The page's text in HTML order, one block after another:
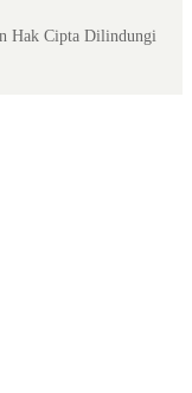
Hak Cipta Dilindungi